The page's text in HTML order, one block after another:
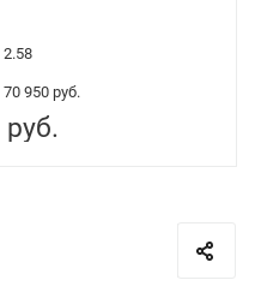
2.58
70 950 руб.
руб.